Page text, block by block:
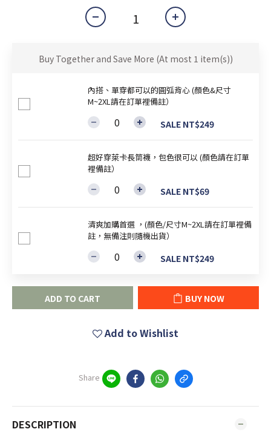
Buy Together and Save More (At most 1 item(s))
內搭、單穿都可以的圓弧背心 (顏色&尺寸
M~2XL請在訂單裡備註）
SALE NT$249
超好穿萊卡長筒襪，包色很可以 (顏色請在訂單
裡備註）
SALE NT$69
清爽加購首選 ，(顏色/尺寸M~2XL請在訂單裡備
註，無備注則隨機出貨）
SALE NT$249
ADD TO CART BUY NOW
Add to Wishlist
Share
DESCRIPTION